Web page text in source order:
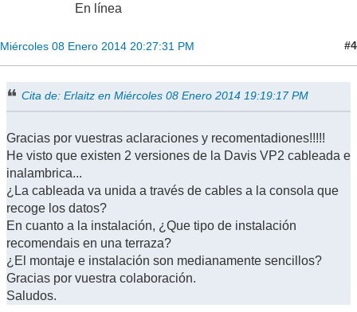
En línea
Miércoles 08 Enero 2014 20:27:31 PM #4
Cita de: Erlaitz en Miércoles 08 Enero 2014 19:19:17 PM
Gracias por vuestras aclaraciones y recomentadiones!!!!!
He visto que existen 2 versiones de la Davis VP2 cableada e
inalambrica...
¿La cableada va unida a través de cables a la consola que
recoge los datos?
En cuanto a la instalación, ¿Que tipo de instalación
recomendais en una terraza?
¿El montaje e instalación son medianamente sencillos?
Gracias por vuestra colaboración.
Saludos.